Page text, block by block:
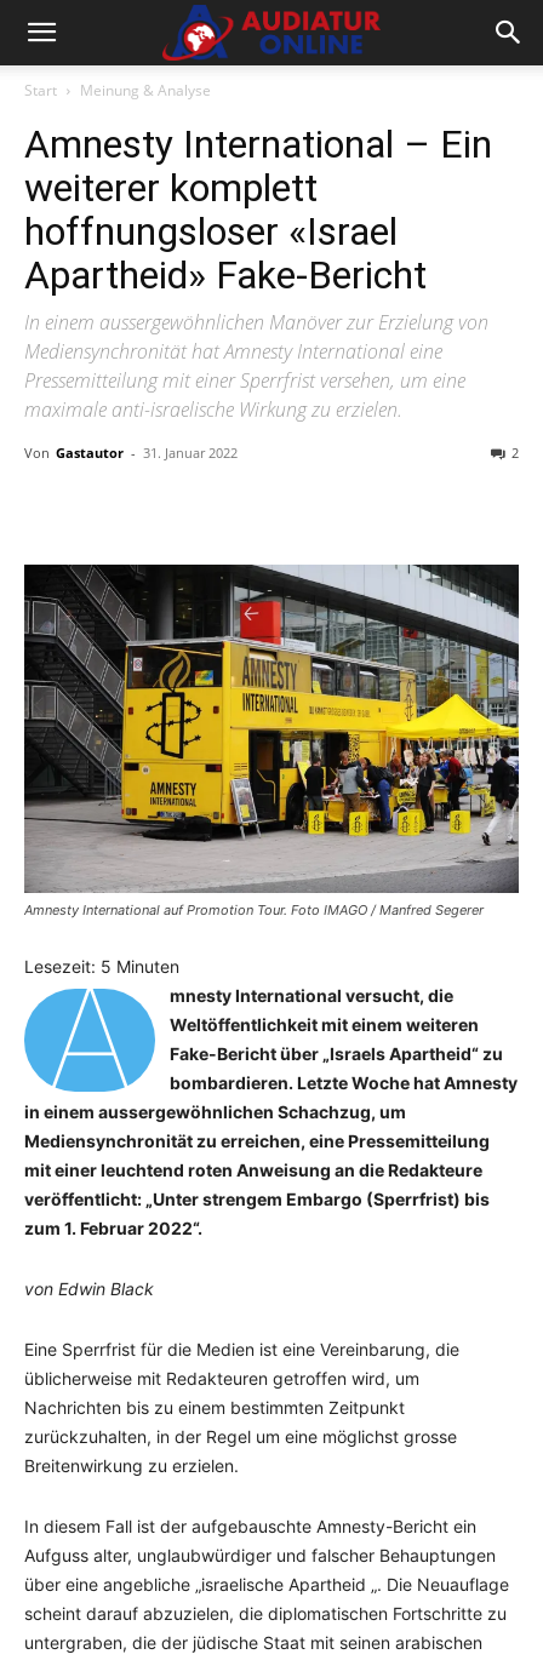
Start Meinung & Analyse
Amnesty International – Ein
weiterer komplett
hoffnungsloser «Israel
Apartheid» Fake-Bericht
In einem aussergewöhnlichen Manöver zur Erzielung von
Mediensynchronität hat Amnesty International eine
Pressemitteilung mit einer Sperrfrist versehen, um eine
maximale anti-israelische Wirkung zu erzielen.
Von Gastautor - 31. Januar 2022 2
Amnesty International auf Promotion Tour. Foto IMAGO / Manfred Segerer
Lesezeit: 5 Minuten
A
mnesty International versucht, die
Weltöffentlichkeit mit einem weiteren
Fake-Bericht über „Israels Apartheid“ zu
bombardieren. Letzte Woche hat Amnesty
in einem aussergewöhnlichen Schachzug, um
Mediensynchronität zu erreichen, eine Pressemitteilung
mit einer leuchtend roten Anweisung an die Redakteure
veröffentlicht: „Unter strengem Embargo (Sperrfrist) bis
zum 1. Februar 2022“.
von Edwin Black
Eine Sperrfrist für die Medien ist eine Vereinbarung, die
üblicherweise mit Redakteuren getroffen wird, um
Nachrichten bis zu einem bestimmten Zeitpunkt
zurückzuhalten, in der Regel um eine möglichst grosse
Breitenwirkung zu erzielen.
In diesem Fall ist der aufgebauschte Amnesty-Bericht ein
Aufguss alter, unglaubwürdiger und falscher Behauptungen
über eine angebliche „israelische Apartheid „. Die Neuauflage
scheint darauf abzuzielen, die diplomatischen Fortschritte zu
untergraben, die der jüdische Staat mit seinen arabischen